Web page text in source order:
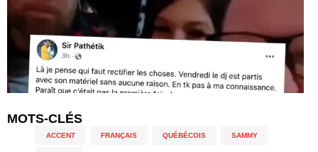
MOTS-CLÉS
ACCENT FRANÇAIS QUÉBÉCOIS SAMMY